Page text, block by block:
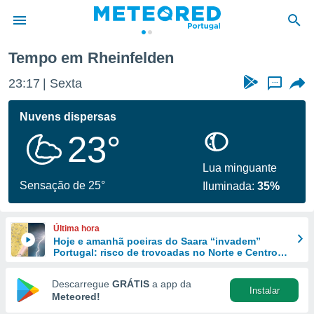
da
foi
fornecidas
a este
das
e
forma
digital
Tempo em Rheinfelden
23:17 Sexta ...
Nuvens dispersas
23°
Sensação de 25°
Lua minguante
Iluminada:35%
Última hora
Hoje e amanhã poeiras do Saara “invadem”
Portugal: risco de trovoadas no Norte e Centro
Descarregue GRÁTIS a app da
Meteored!
Instalar